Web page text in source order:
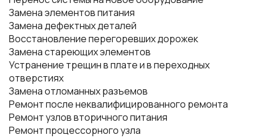
Замена элементов питания
Замена дефектных деталей
Восстановление перегоревших дорожек
Замена стареющих элементов
Устранение трещин в плате и в переходных
отверстиях
Замена отломанных разъемов
Ремонт после неквалифицированного ремонта
Ремонт узлов вторичного питания
Ремонт процессорного узла